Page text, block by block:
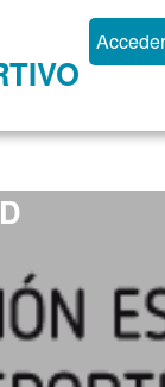
Acceder